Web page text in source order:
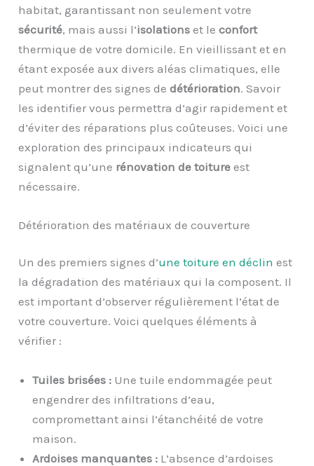
habitat, garantissant non seulement votre
sécurité, mais aussi l’isolations et leconfort
thermique de votre domicile. En vieillissant et en
étant exposée aux divers aléas climatiques, elle
peut montrer des signes dedétérioration. Savoir
les identifier vous permettra d’agir rapidement et
d’éviter des réparations plus coûteuses. Voici une
exploration des principaux indicateurs qui
signalent qu’une rénovation de toiture est
nécessaire.
Détérioration des matériaux de couverture
Un des premiers signes d’une toiture en déclin est
la dégradation des matériaux qui la composent. Il
est important d’observer régulièrement l’état de
votre couverture. Voici quelques éléments à
vérifier :
Tuiles brisées : Une tuile endommagée peut
engendrer des infiltrations d’eau,
compromettant ainsi l’étanchéité de votre
maison.
Ardoises manquantes : L’absence d’ardoises